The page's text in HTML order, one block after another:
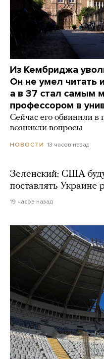
Из Кембриджа
Он не умел читать
а в 37 стал самым
профессором в
Сейчас его обвинили в
возникли вопросы
НОВОСТИ 13 часов назад
Зеленский: США
поставлять Украине
19 часов назад